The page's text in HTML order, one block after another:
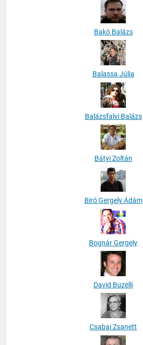
Bakó Balázs
Balassa Júlia
Balázsfalvi Balázs
Bátyi Zoltán
Biró Gergely Ádám
Bognár Gergely
David Buzelli
Csabai Zsanett